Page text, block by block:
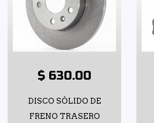
$ 630.00
DISCO SÓLIDO DE
FRENO TRASERO